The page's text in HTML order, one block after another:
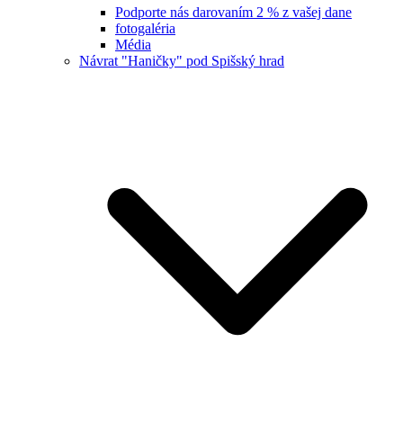
Podporte nás darovaním 2 % z vašej dane
fotogaléria
Média
Návrat "Haničky" pod Spišský hrad